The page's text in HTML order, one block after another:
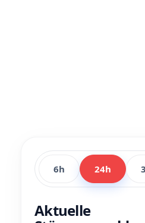
6h 24h
Aktuelle